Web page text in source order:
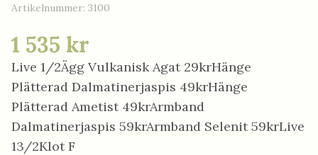
Artikelnummer: 3100
1 535 kr
Live 1/2Ägg Vulkanisk Agat 29krHänge
Plätterad Dalmatinerjaspis 49krHänge
Plätterad Ametist 49krArmband
Dalmatinerjaspis 59krArmband Selenit 59krLive
13/2Klot F